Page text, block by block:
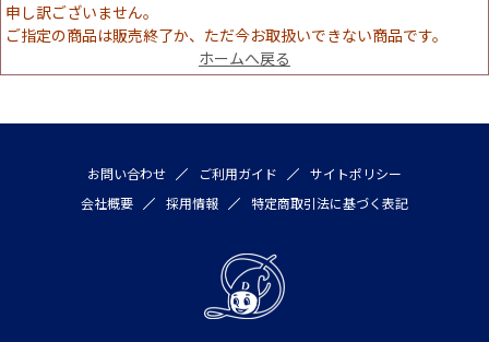
申し訳ございません。
ご指定の商品は販売終了か、ただ今お取扱いできない商品です。
ホームへ戻る
お問い合わせ ご利用ガイド
サイトポリシー
会社概要
採用情報 特定商取引法に基づく表記